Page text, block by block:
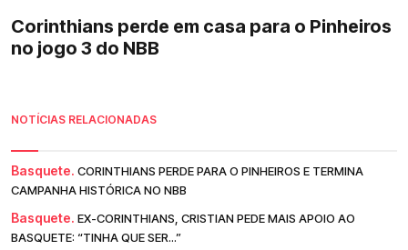
Corinthians perde em casa para o Pinheiros
no jogo 3 do NBB
NOTÍCIAS RELACIONADAS
Basquete. CORINTHIANS PERDE PARA O PINHEIROS E TERMINA
CAMPANHA HISTÓRICA NO NBB
Basquete. EX-CORINTHIANS, CRISTIAN PEDE MAIS APOIO AO
BASQUETE: “TINHA QUE SER...”